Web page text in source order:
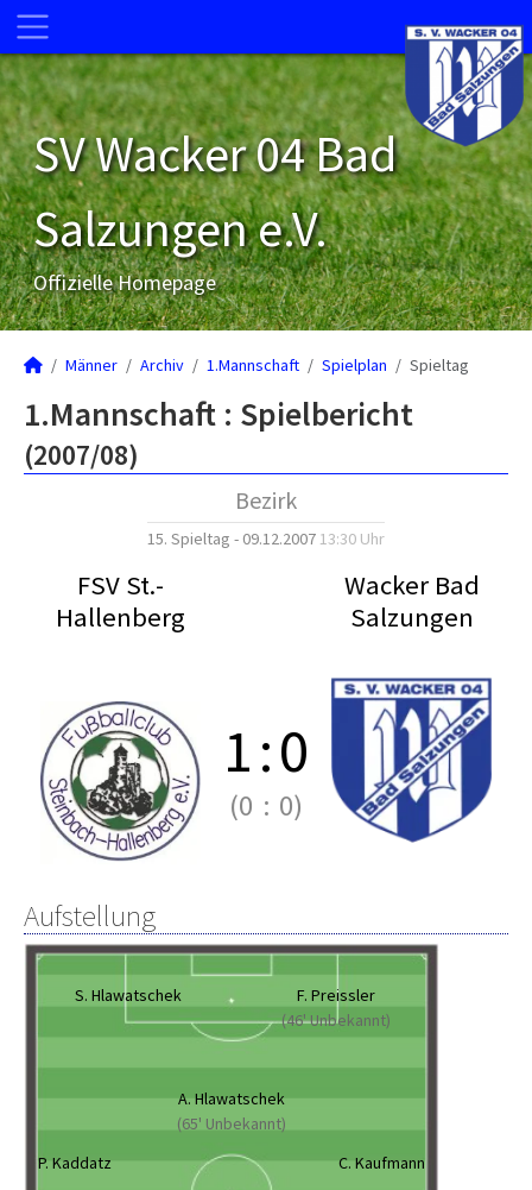
SV Wacker 04 Bad
Salzungen e.V.
Offizielle Homepage
Männer Archiv 1.Mannschaft Spielplan Spieltag
1.Mannschaft : Spielbericht
(2007/08)
Bezirk
15. Spieltag - 09.12.2007 13:30 Uhr
FSV St.-
Hallenberg
Wacker Bad
Salzungen
1:0
(0 : 0)
Aufstellung
S. Hlawatschek
F. Preissler
(46' Unbekannt)
A. Hlawatschek
(65' Unbekannt)
P. Kaddatz
C. Kaufmann